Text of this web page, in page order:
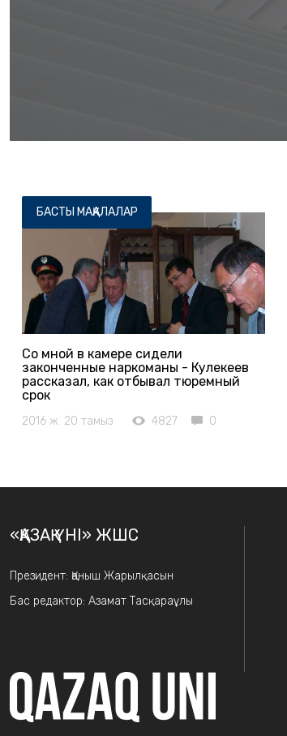
БАСТЫ МАҚАЛАЛАР
Со мной в камере сидели
законченные наркоманы - Кулекеев
рассказал, как отбывал тюремный
срок
2016 ж. 20 тамыз 4827 0
«ҚАЗАҚ ҮНІ» ЖШС
Президент: Қаныш Жарылқасын
Бас редактор: Азамат Тасқараұлы